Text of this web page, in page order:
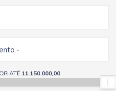
-
ATÉ 11.150.000,00